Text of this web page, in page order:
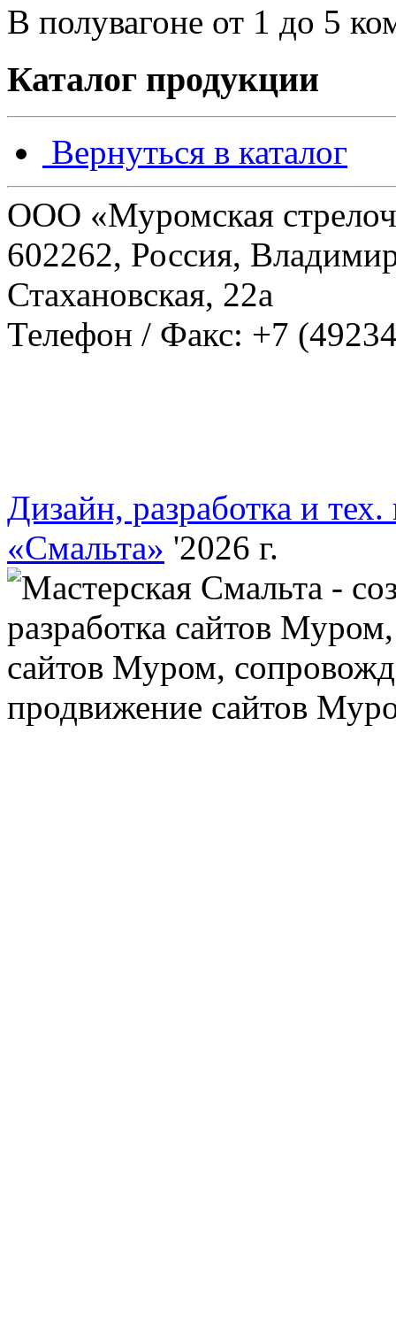
В полувагоне от 1 до 5
Каталог продукции
Вернуться в каталог
ООО «Муромская
602262, Россия,
Стахановская, 22а
Телефон / Факс: +7
Дизайн, разработка и
«Смальта» '2026 г.